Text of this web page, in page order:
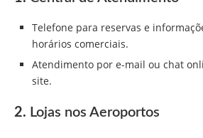
Telefone para reservas e
horários comerciais.
Atendimento por e-mail ou chat
site.
2. Lojas nos Aeroportos